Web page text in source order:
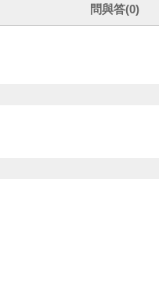
問與答(0)